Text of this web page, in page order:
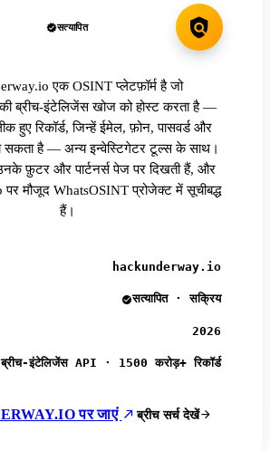
सत्यापित
एक OSINT प्लेटफ़ॉर्म है जो
ब्रीच-इंटेलिजेंस खोज को होस्ट करता है —
हुए रिकॉर्ड, जिन्हें ईमेल, फ़ोन, पासवर्ड और
सकता है — अन्य इन्वेस्टिगेटर टूल्स के साथ।
फ़ुटर और पार्टनर्स पेज पर दिखती हैं, और
मौजूद WhatsOSINT प्रोजेक्ट में सूचीबद्ध
हैं।
hackunderway.io
सत्यापित · सक्रिय
2026
ब्रीच-इंटेलिजेंस API · 1500 करोड़+ रिकॉर्ड
पर जाएं ब्रीच सर्च देखें